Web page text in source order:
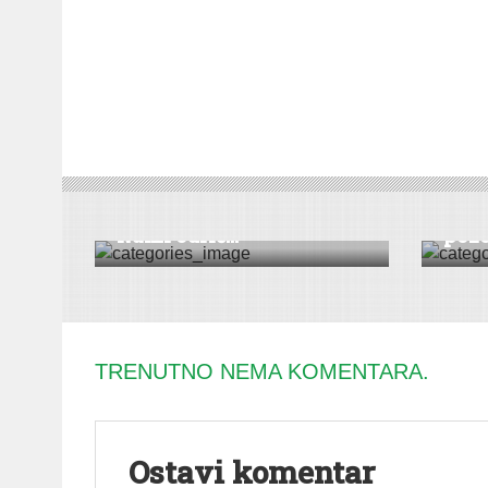
VESTI|RUMA
Rumi odrič...
VESTI
TRENUTNO NEMA KOMENTARA.
Ostavi komentar